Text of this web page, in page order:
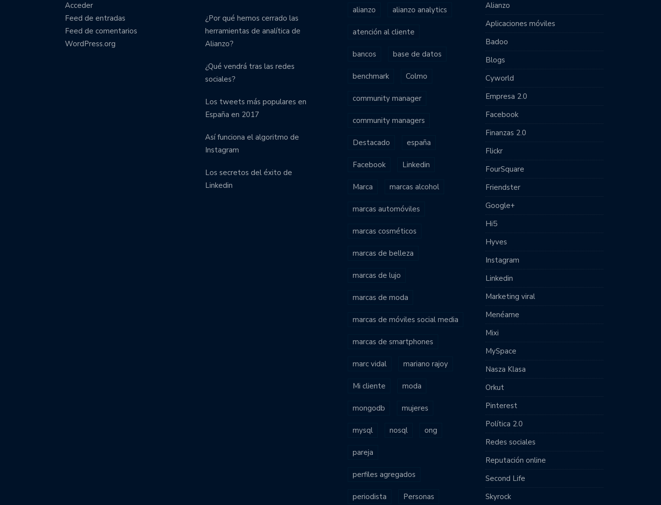
Acceder
Feed de entradas
Feed de comentarios
WordPress.org
¿Por qué hemos cerrado las
herramientas de analítica de
Alianzo?
¿Qué vendrá tras las redes
sociales?
Los tweets más populares en
España en 2017
Así funciona el algoritmo de
Instagram
Los secretos del éxito de
Linkedin
alianzo alianzo analytics
atención al cliente
bancos base de datos
benchmark Colmo
community manager
community managers
Destacado españa
Facebook Linkedin
Marca marcas alcohol
marcas automóviles
marcas cosméticos
marcas de belleza
marcas de lujo
marcas de moda
marcas de móviles social media
marcas de smartphones
marc vidal mariano rajoy
Mi cliente moda
mongodb mujeres
mysql nosql ong
pareja
perfiles agregados
periodista Personas
Alianzo
Aplicaciones móviles
Badoo
Blogs
Cyworld
Empresa 2.0
Facebook
Finanzas 2.0
Flickr
FourSquare
Friendster
Google+
Hi5
Hyves
Instagram
Linkedin
Marketing viral
Menéame
Mixi
MySpace
Nasza Klasa
Orkut
Pinterest
Política 2.0
Redes sociales
Reputación online
Second Life
Skyrock